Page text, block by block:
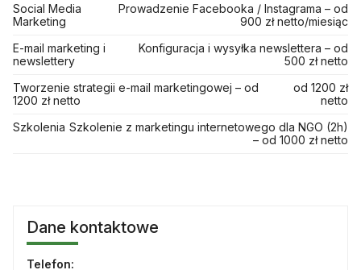
Social Media
Marketing
Prowadzenie Facebooka / Instagrama – od
900 zł netto/miesiąc
E-mail marketing i
newslettery
Konfiguracja i wysyłka newslettera – od
500 zł netto
Tworzenie strategii e-mail marketingowej – od
1200 zł netto
od 1200 zł
netto
Szkolenia Szkolenie z marketingu internetowego dla NGO (2h)
– od 1000 zł netto
Dane kontaktowe
Telefon: